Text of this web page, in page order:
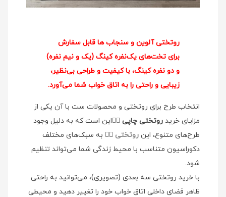
روتختی آلوین و سنجاب ها قابل سفارش
برای تخت‌های یک‌نفره کینگ (یک و نیم نفره)
و دو نفره کینگ، با کیفیت و طراحی بی‌نظیر،
زیبایی و راحتی را به اتاق خواب شما می‌آورد.
انتخاب طرح برای روتختی و محصولات ست با آن یکی از
مزایای خرید روتختی چاپی 👉🏻این است که به دلیل وجود
طرح‌های متنوع، این روتختی 👉🏻 به سبک‌های مختلف
دکوراسیون متناسب با محیط زندگی شما می‌تواند تنظیم
شود.
با خرید روتختی سه بعدی (تصویری)، می‌توانید به راحتی
ظاهر فضای داخلی اتاق خواب خود را تغییر دهید و محیطی